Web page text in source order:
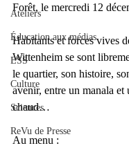
Ateliers
Éducation aux médias
ESS
Culture
Sciences
ReVu de Presse
Forêt, le mercredi 12
Habitants et forces vives
Wittenheim se sont
le quartier, son histoire,
avenir, entre un manala et
chaud…
Au menu :